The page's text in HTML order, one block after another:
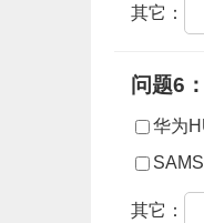
其它：
问题6
华为
其它：